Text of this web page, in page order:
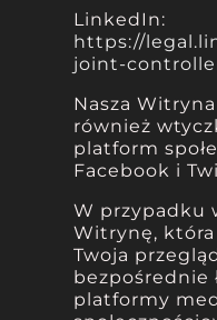
LinkedIn:
https://
joint-
Nasza
również
platform
Facebook i
W przypadku
Witrynę, która
Twoja
bezpośrednie
platformy